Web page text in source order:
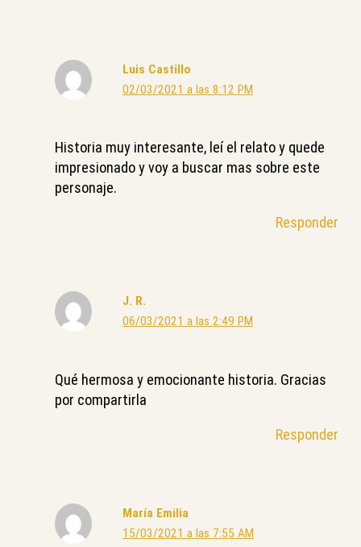
Luis Castillo
02/03/2021 a las 8:12 PM
Historia muy interesante, leí el relato y quede
impresionado y voy a buscar mas sobre este
personaje.
Responder
J. R.
06/03/2021 a las 2:49 PM
Qué hermosa y emocionante historia. Gracias
por compartirla
Responder
María Emilia
15/03/2021 a las 7:55 AM